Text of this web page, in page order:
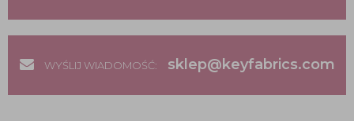
WYŚLIJ WIADOMOŚĆ: sklep@keyfabrics.com